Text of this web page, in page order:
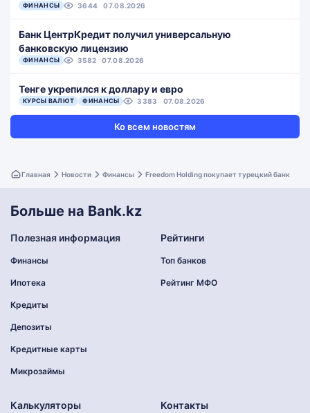
ФИНАНСЫ 3644 07.08.2026
Банк ЦентрКредит получил универсальную
банковскую лицензию
ФИНАНСЫ 3582 07.08.2026
Тенге укрепился к доллару и евро
КУРСЫ ВАЛЮТ ФИНАНСЫ 3383 07.08.2026
Ко всем новостям
Главная Новости Финансы Freedom Holding покупает турецкий банк
Больше на Bank.kz
Полезная информация
Финансы
Ипотека
Кредиты
Депозиты
Кредитные карты
Микрозаймы
Рейтинги
Топ банков
Рейтинг МФО
Калькуляторы Контакты